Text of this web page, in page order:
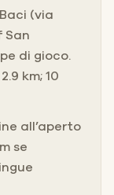
(via
San
di gioco.
km; 10
all’aperto
se